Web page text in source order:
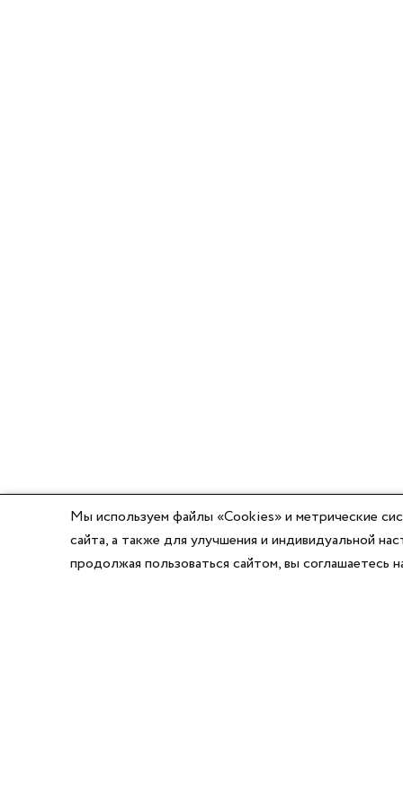
Мы используем файлы «Cookies» и метрические
сайта, а также для улучшения и индивидуальной
продолжая пользоваться сайтом, вы